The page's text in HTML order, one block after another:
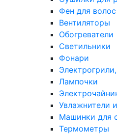
Фен для волос
Вентиляторы
Обогреватели
Светильники
Фонари
Лампочки
Увлажнители
Машинки для
Термометры